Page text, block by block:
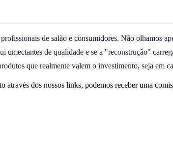
de salão e consumidores. Não olhamos
de qualidade e se a "reconstrução"
que realmente valem o investimento, seja em
dos nossos links, podemos receber uma